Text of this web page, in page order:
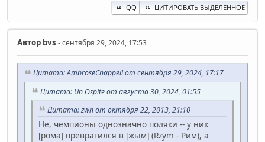
QQ ЦИТИРОВАТЬ ВЫДЕЛЕННОЕ
Автор bvs - сентября 29, 2024, 17:53
Цитата: AmbroseChappell от сентября 29, 2024, 17:17
Цитата: Un Ospite от августа 30, 2024, 01:55
Цитата: zwh от октября 22, 2013, 21:10
Не, чемпионы однозначно поляки -- у них
[рома] превратился в [жым] (Rzym - Рим), а